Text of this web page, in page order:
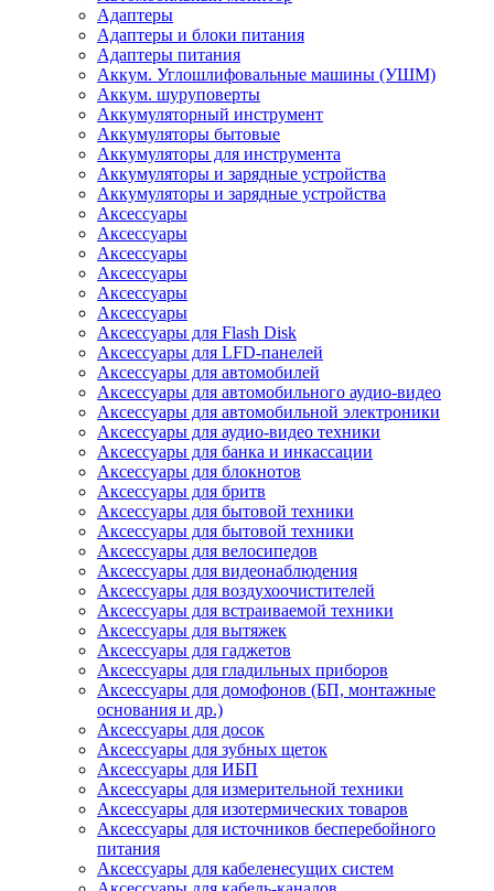
Адаптеры
Адаптеры и блоки питания
Адаптеры питания
Аккум. Углошлифовальные машины (УШМ)
Аккум. шуруповерты
Аккумуляторный инструмент
Аккумуляторы бытовые
Аккумуляторы для инструмента
Аккумуляторы и зарядные устройства
Аккумуляторы и зарядные устройства
Аксессуары
Аксессуары
Аксессуары
Аксессуары
Аксессуары
Аксессуары
Аксессуары для Flash Disk
Аксессуары для LFD-панелей
Аксессуары для автомобилей
Аксессуары для автомобильного аудио-видео
Аксессуары для автомобильной электроники
Аксессуары для аудио-видео техники
Аксессуары для банка и инкассации
Аксессуары для блокнотов
Аксессуары для бритв
Аксессуары для бытовой техники
Аксессуары для бытовой техники
Аксессуары для велосипедов
Аксессуары для видеонаблюдения
Аксессуары для воздухоочистителей
Аксессуары для встраиваемой техники
Аксессуары для вытяжек
Аксессуары для гаджетов
Аксессуары для гладильных приборов
Аксессуары для домофонов (БП, монтажные
основания и др.)
Аксессуары для досок
Аксессуары для зубных щеток
Аксессуары для ИБП
Аксессуары для измерительной техники
Аксессуары для изотермических товаров
Аксессуары для источников бесперебойного
питания
Аксессуары для кабеленесущих систем